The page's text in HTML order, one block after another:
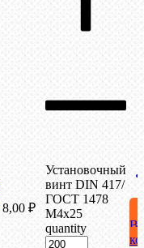
8,00 ₽
Установочный
винт DIN 417/
ГОСТ 1478
М4х25
quantity
В